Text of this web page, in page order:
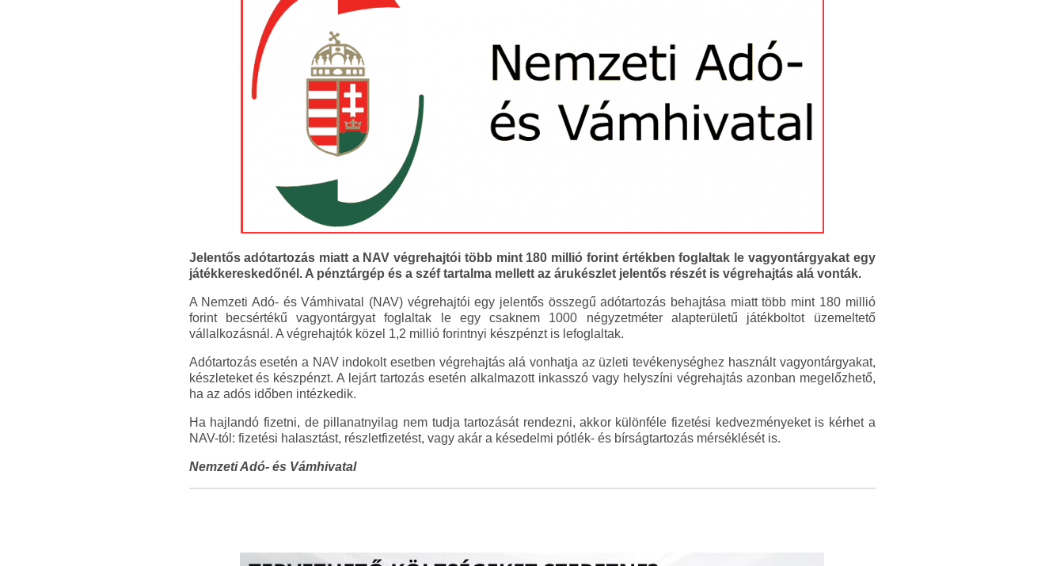
Jelentős adótartozás miatt a NAV végrehajtói több mint 180 millió forint értékben foglaltak le vagyontárgyakat egy
játékkereskedőnél. A pénztárgép és a széf tartalma mellett az árukészlet jelentős részét is végrehajtás alá vonták.
A Nemzeti Adó- és Vámhivatal (NAV) végrehajtói egy jelentős összegű adótartozás behajtása miatt több mint 180 millió
forint becsértékű vagyontárgyat foglaltak le egy csaknem 1000 négyzetméter alapterületű játékboltot üzemeltető
vállalkozásnál. A végrehajtók közel 1,2 millió forintnyi készpénzt is lefoglaltak.
Adótartozás esetén a NAV indokolt esetben végrehajtás alá vonhatja az üzleti tevékenységhez használt vagyontárgyakat,
készleteket és készpénzt. A lejárt tartozás esetén alkalmazott inkasszó vagy helyszíni végrehajtás azonban megelőzhető,
ha az adós időben intézkedik.
Ha hajlandó fizetni, de pillanatnyilag nem tudja tartozását rendezni, akkor különféle fizetési kedvezményeket is kérhet a
NAV-tól: fizetési halasztást, részletfizetést, vagy akár a késedelmi pótlék- és bírságtartozás mérséklését is.
Nemzeti Adó- és Vámhivatal